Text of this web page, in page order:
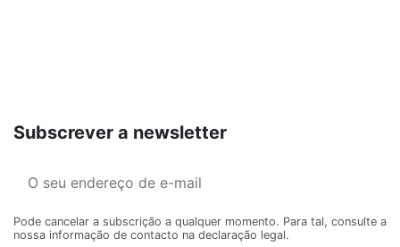
Subscrever a newsletter
Pode cancelar a subscrição a qualquer momento. Para tal, consulte a
nossa informação de contacto na declaração legal.